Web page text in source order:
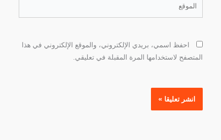
احفظ اسمي، بريدي الإلكتروني، والموقع الإلكتروني في هذا
المتصفح لاستخدامها المرة المقبلة في تعليقي.